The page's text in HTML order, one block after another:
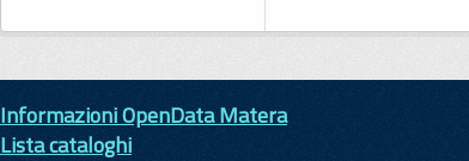
Informazioni OpenData Matera
Lista cataloghi